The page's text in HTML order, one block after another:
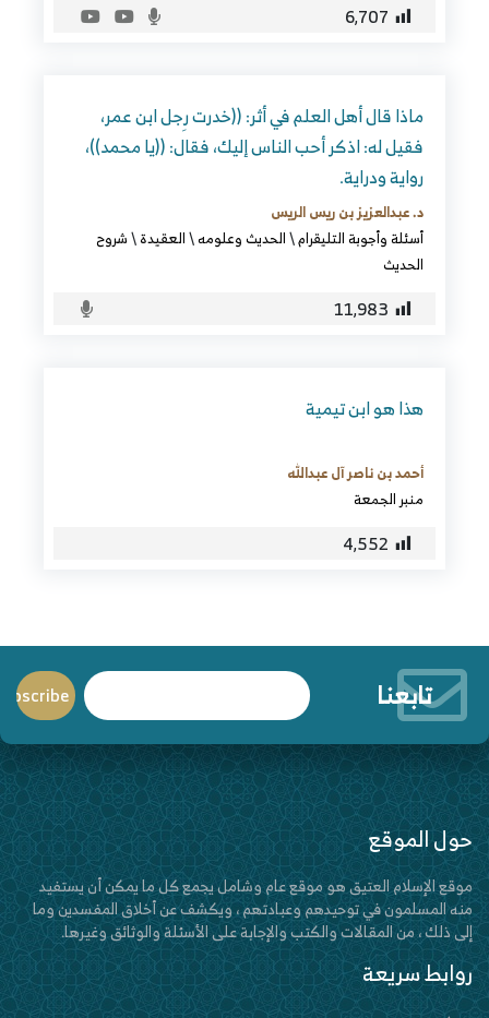
6٬707
ماذا قال أهل العلم في أثر: ((خدرت رِجل ابن عمر،
فقيل له: اذكر أحب الناس إليك، فقال: ((يا محمد))،
رواية ودراية.
د. عبدالعزيز بن ريس الريس
أسئلة وأجوبة التليقرام\الحديث وعلومه\العقيدة\شروح
الحديث
11٬983
هذا هو ابن تيمية
أحمد بن ناصر آل عبدالله
منبر الجمعة
4٬552
تابعنا
حول الموقع
موقع الإسلام العتيق هو موقع عام وشامل يجمع كل ما يمكن أن يستفيد
منه المسلمون في توحيدهم وعبادتهم ، ويكشف عن أخلاق المفسدين وما
إلى ذلك ، من المقالات والكتب والإجابة على الأسئلة والوثائق وغيرها.
روابط سريعة